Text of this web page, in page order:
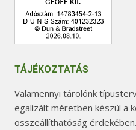
TÁJÉKOZTATÁS
Valamennyi tárolónk
egalizált méretben készül a
összeállíthatóság